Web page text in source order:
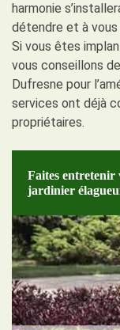
harmonie
détendre et à vous
Si vous êtes
vous conseillons
Dufresne pour
services ont déjà
propriétaires.
Faites entretenir
jardinier